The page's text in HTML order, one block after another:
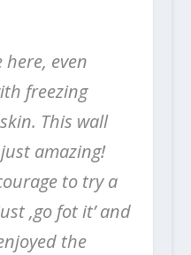
here, even
freezing
This wall
amazing!
to try a
,go fot it’ and
the